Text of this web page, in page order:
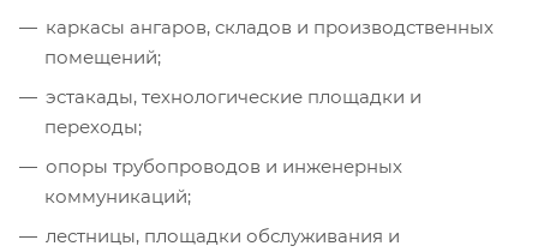
каркасы ангаров, складов и производственных
помещений;
эстакады, технологические площадки и
переходы;
опоры трубопроводов и инженерных
коммуникаций;
лестницы, площадки обслуживания и